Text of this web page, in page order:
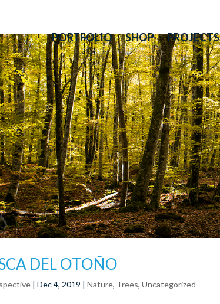
PORTFOLIO SHOP PROJECTS
DEL OTOÑO
| Dec 4, 2019 | Nature, Trees, Uncategorized